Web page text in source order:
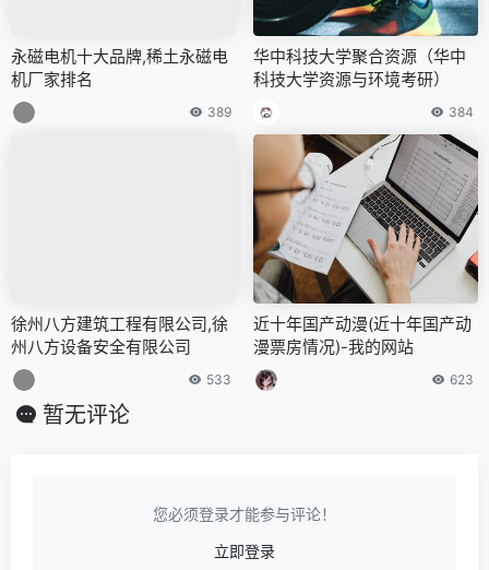
永磁电机十大品牌,稀土永磁电
机厂家排名
389
华中科技大学聚合资源（华中
科技大学资源与环境考研）
384
徐州八方建筑工程有限公司,徐
州八方设备安全有限公司
533
近十年国产动漫(近十年国产动
漫票房情况)-我的网站
623
暂无评论
您必须登录才能参与评论！
立即登录